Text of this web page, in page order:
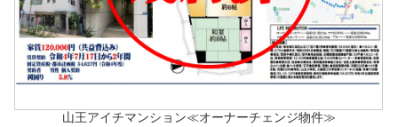
山王アイチマンション≪オーナーチェンジ物件≫